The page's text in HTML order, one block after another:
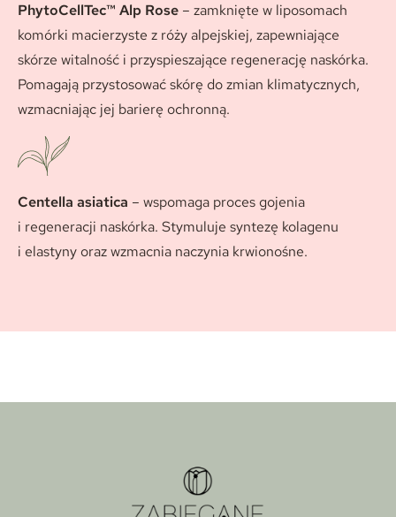
PhytoCellTec™ Alp Rose – zamknięte w liposomach
komórki macierzyste z róży alpejskiej, zapewniające
skórze witalność i przyspieszające regenerację naskórka.
Pomagają przystosować skórę do zmian klimatycznych,
wzmacniając jej barierę ochronną.
Centella asiatica – wspomaga proces gojenia
i regeneracji naskórka. Stymuluje syntezę kolagenu
i elastyny oraz wzmacnia naczynia krwionośne.